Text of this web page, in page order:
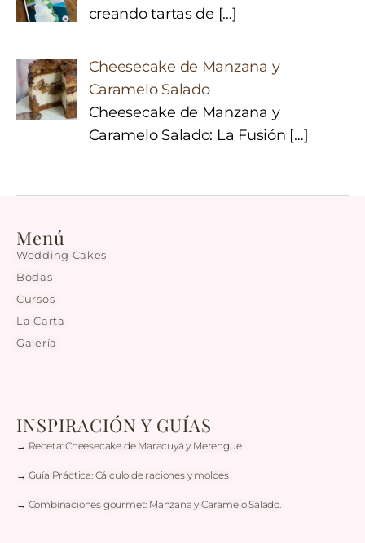
creando tartas de […]
Cheesecake de Manzana y
Caramelo Salado
Cheesecake de Manzana y
Caramelo Salado: La Fusión […]
Menú
Wedding Cakes
Bodas
Cursos
La Carta
Galería
INSPIRACIÓN Y GUÍAS
→ Receta: Cheesecake de Maracuyá y Merengue
→ Guía Práctica: Cálculo de raciones y moldes
→ Combinaciones gourmet: Manzana y Caramelo Salado.